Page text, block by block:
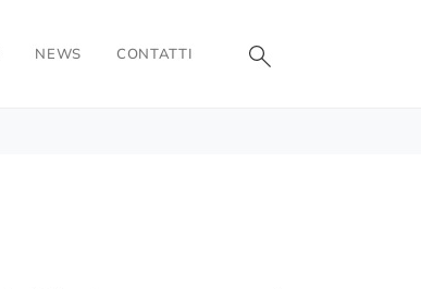
NEWS CONTATTI